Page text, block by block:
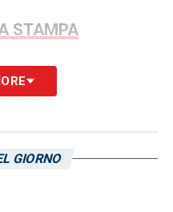
STAMPA
le novità su
TOP NEWS
GIORNO